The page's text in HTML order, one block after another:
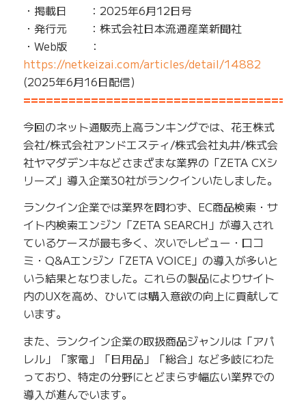
・掲載日 ：2025年6月12日号
・発行元 ：株式会社日本流通産業新聞社
・Web版 ：
https://netkeizai.com/articles/detail/14882
(2025年6月16日配信)
今回のネット通販売上高ランキングでは、花王株式
会社/株式会社アンドエスティ/株式会社丸井/株式会
社ヤマダデンキなどさまざまな業界の「ZETA CXシ
リーズ」導入企業30社がランクインいたしました。
ランクイン企業では業界を問わず、EC商品検索・サ
イト内検索エンジン「ZETA SEARCH」が導入され
ているケースが最も多く、次いでレビュー・口コ
ミ・Q&Aエンジン「ZETA VOICE」の導入が多いと
いう結果となりました。これらの製品によりサイト
内のUXを高め、ひいては購入意欲の向上に貢献して
います。
また、ランクイン企業の取扱商品ジャンルは「アパ
レル」「家電」「日用品」「総合」など多岐にわた
っており、特定の分野にとどまらず幅広い業界での
導入が進んでいます。